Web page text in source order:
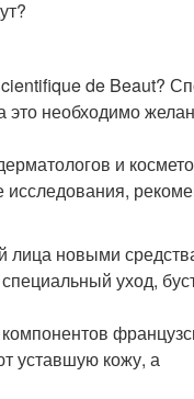
de Beaut?
необходимо
и
лица новыми
уход,
уставшую кожу, а